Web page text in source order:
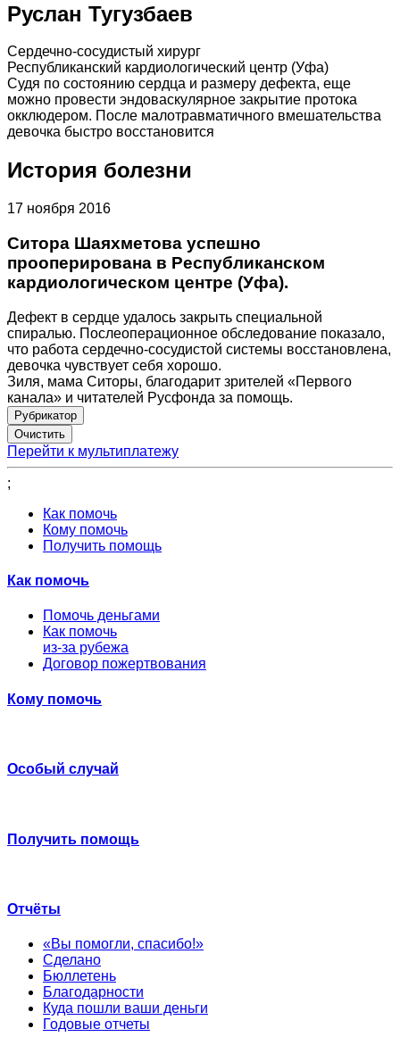
Руслан Тугузбаев
Сердечно-сосудистый хирург
Республиканский кардиологический центр (Уфа)
Судя по состоянию сердца и размеру дефекта, еще
можно провести эндоваскулярное закрытие протока
окклюдером. После малотравматичного вмешательства
девочка быстро восстановится
История болезни
17 ноября 2016
Ситора Шаяхметова успешно
прооперирована в Республиканском
кардиологическом центре (Уфа).
Дефект в сердце удалось закрыть специальной
спиралью. Послеоперационное обследование показало,
что работа сердечно-сосудистой системы восстановлена,
девочка чувствует себя хорошо.
Зиля, мама Ситоры, благодарит зрителей «Первого
канала» и читателей Русфонда за помощь.
Рубрикатор
Перейти к мультиплатежу
;
Как помочь
Кому помочь
Получить помощь
Как помочь
Помочь деньгами
Как помочь
из-за рубежа
Договор пожертвования
Кому помочь
Особый случай
Получить помощь
Отчёты
«Вы помогли, спасибо!»
Сделано
Бюллетень
Благодарности
Куда пошли ваши деньги
Годовые отчеты